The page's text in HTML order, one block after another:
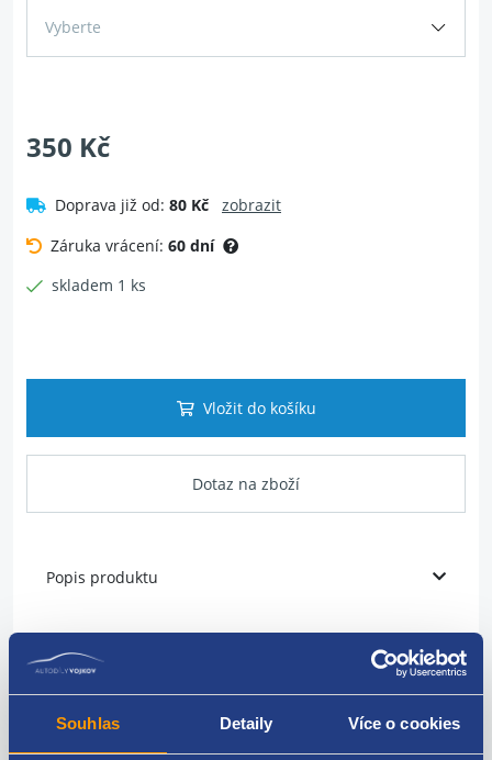
Souhlas Detaily Více o cookies
Vyberte
350 Kč
Doprava již od: 80 Kč
zobrazit
Záruka vrácení: 60 dní
skladem 1 ks
Vložit do košíku
Dotaz na zboží
Popis produktu
karoserie: hatchback
umístění: přední